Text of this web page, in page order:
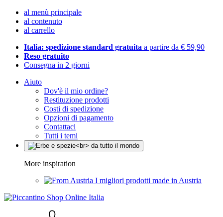
al menù principale
al contenuto
al carrello
Italia: spedizione standard gratuita a partire da € 59,90
Reso gratuito
Consegna in 2 giorni
Aiuto
Dov'è il mio ordine?
Restituzione prodotti
Costi di spedizione
Opzioni di pagamento
Contattaci
Tutti i temi
More inspiration
I migliori prodotti made in Austria